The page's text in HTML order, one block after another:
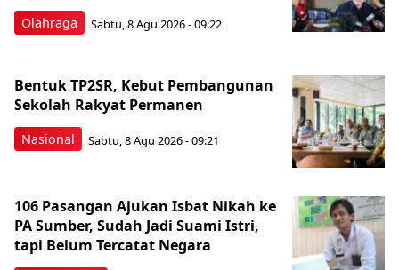
Olahraga Sabtu, 8 Agu 2026 - 09:22
Nasional
Bentuk TP2SR, Kebut Pembangunan
Sekolah Rakyat Permanen
Sabtu, 8 Agu 2026 - 09:21
106 Pasangan Ajukan Isbat Nikah ke
PA Sumber, Sudah Jadi Suami Istri,
tapi Belum Tercatat Negara